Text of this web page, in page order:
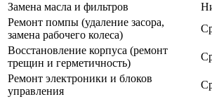
Замена масла и фильтров
Ремонт помпы (удаление засора,
замена рабочего колеса)
Восстановление корпуса (ремонт
трещин и герметичность)
Ремонт электроники и блоков
управления